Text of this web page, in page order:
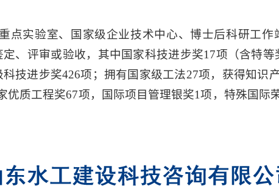
点实验室、国家级企业技术中心、博士后科研工作
、评审或验收，其中国家科技进步奖17项（含特等
技进步奖426项；拥有国家级工法27项，获得知识
优质工程奖67项，国际项目管理银奖1项，特殊国际